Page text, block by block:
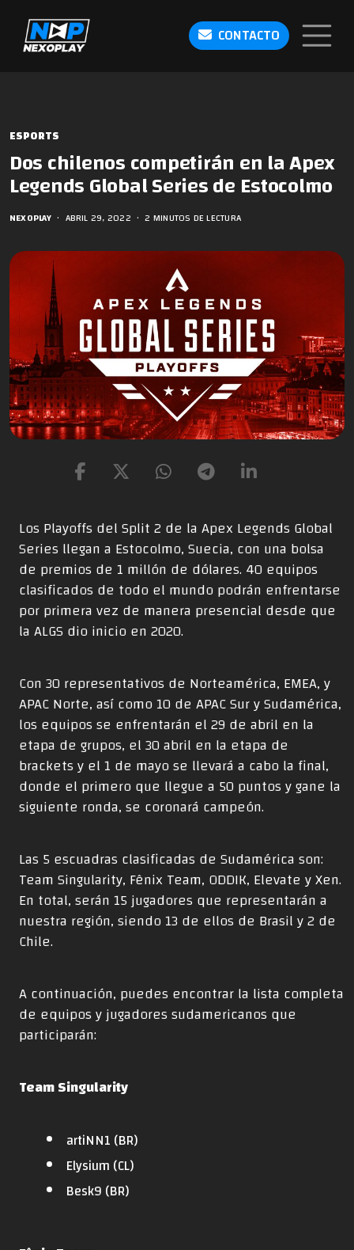
CONTACTO
ESPORTS
Dos chilenos competirán en la Apex
Legends Global Series de Estocolmo
NEXOPLAY • ABRIL 29, 2022 • 2 MINUTOS DE LECTURA
Los Playoffs del Split 2 de la Apex Legends Global
Series llegan a Estocolmo, Suecia, con una bolsa
de premios de 1 millón de dólares. 40 equipos
clasificados de todo el mundo podrán enfrentarse
por primera vez de manera presencial desde que
la ALGS dio inicio en 2020.
Con 30 representativos de Norteamérica, EMEA, y
APAC Norte, así como 10 de APAC Sur y Sudamérica,
los equipos se enfrentarán el 29 de abril en la
etapa de grupos, el 30 abril en la etapa de
brackets y el 1 de mayo se llevará a cabo la final,
donde el primero que llegue a 50 puntos y gane la
siguiente ronda, se coronará campeón.
Las 5 escuadras clasificadas de Sudamérica son:
Team Singularity, Fênix Team, ODDIK, Elevate y Xen.
En total, serán 15 jugadores que representarán a
nuestra región, siendo 13 de ellos de Brasil y 2 de
Chile.
A continuación, puedes encontrar la lista completa
de equipos y jugadores sudamericanos que
participarán:
Team Singularity
artiNN1 (BR)
Elysium (CL)
Besk9 (BR)